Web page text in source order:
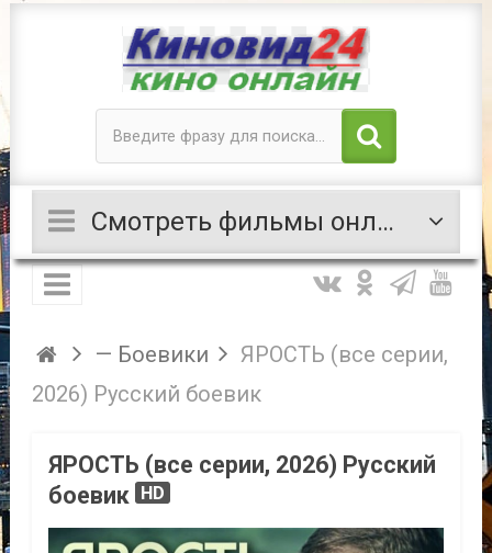
Смотреть фильмы онлайн
— Боевики
ЯРОСТЬ (все серии,
2026) Русский боевик
ЯРОСТЬ (все серии, 2026) Русский
боевик HD